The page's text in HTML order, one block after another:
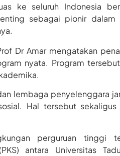
ke seluruh Indonesia
sebagai pionir dalam
Dr Amar mengatakan
nyata. Program
lembaga penyelenggara
Hal tersebut sekaligus
perguruan tinggi
antara Universitas